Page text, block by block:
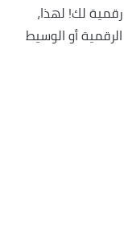
لك! لهذا،
أو الوسيط